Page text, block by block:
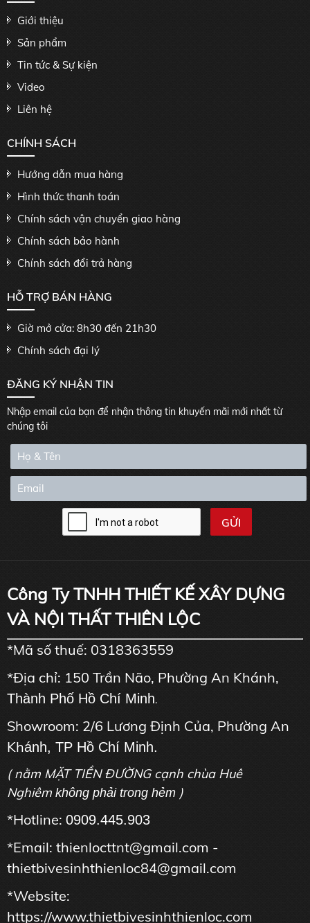
Giới thiệu
Sản phẩm
Tin tức & Sự kiện
Video
Liên hệ
CHÍNH SÁCH
Hướng dẫn mua hàng
Hình thức thanh toán
Chính sách vận chuyển giao hàng
Chính sách bảo hành
Chính sách đổi trả hàng
HỖ TRỢ BÁN HÀNG
Giờ mở cửa: 8h30 đến 21h30
Chính sách đại lý
ĐĂNG KÝ NHẬN TIN
Nhập email của bạn để nhận thông tin khuyến mãi mới nhất từ
chúng tôi
Công Ty TNHH THIẾT KẾ XÂY DỰNG
VÀ NỘI THẤT THIÊN LỘC
*Mã số thuế: 0318363559
*Địa chỉ: 150 Trần Não, Phường An Khánh,
Thành Phố Hồ Chí Minh.
Showroom: 2/6 Lương Định Của, Phường An
Khánh, TP Hồ Chí Minh.
( nằm MẶT TIỀN ĐƯỜNG cạnh chùa Huê
Nghiêm không phải trong hẻm )
*Hotline: 0909.445.903
*Email: thienlocttnt@gmail.com -
thietbivesinhthienloc84@gmail.com
*Website:
https://www.thietbivesinhthienloc.com